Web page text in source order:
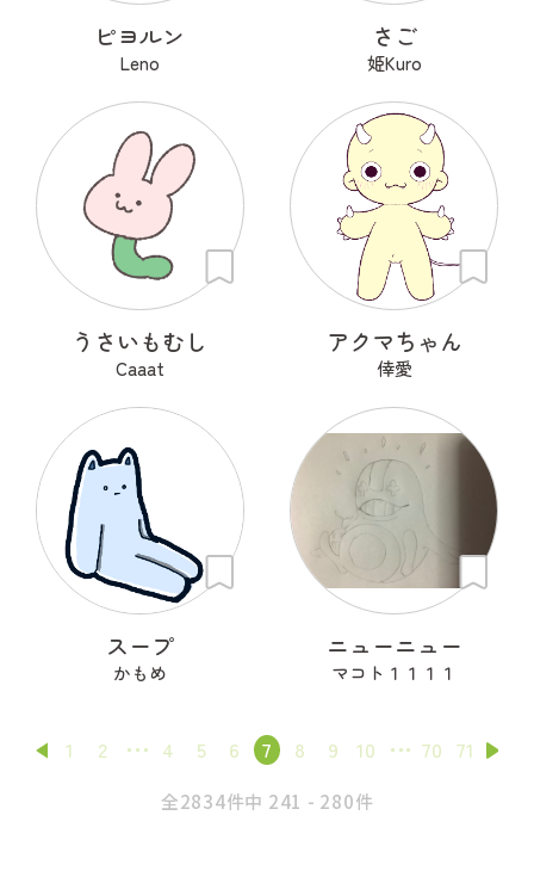
ピヨルン
Leno
さご
姫Kuro
うさいもむし
Caaat
アクマちゃん
倖愛
スープ
かもめ
ニューニュー
マコト１１１１
1 2 4 5 6 7 8 9 10 70 71
全2834件中 241 - 280件